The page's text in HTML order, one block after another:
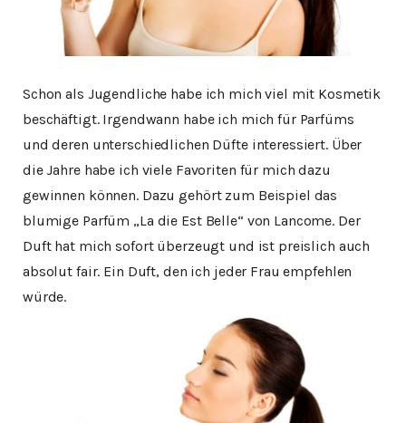
Schon als Jugendliche habe ich mich viel mit Kosmetik
beschäftigt. Irgendwann habe ich mich für Parfüms
und deren unterschiedlichen Düfte interessiert. Über
die Jahre habe ich viele Favoriten für mich dazu
gewinnen können. Dazu gehört zum Beispiel das
blumige Parfüm „La die Est Belle“ von Lancome. Der
Duft hat mich sofort überzeugt und ist preislich auch
absolut fair. Ein Duft, den ich jeder Frau empfehlen
würde.